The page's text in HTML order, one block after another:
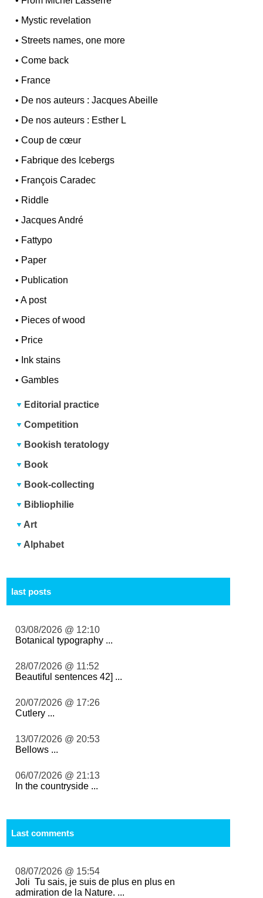
• Mystic revelation
• Streets names, one more
•Come back
• France
• De nos auteurs : Jacques Abeille
• De nos auteurs : Esther L
•Coup de cœur
• Fabrique des Icebergs
• François Caradec
• Riddle
•Jacques André
• Fattypo
• Paper
• Publication
•A post
• Pieces of wood
• Price
• Ink stains
•Gambles
Editorial practice
Competition
Bookish teratology
Book
Book-collecting
Bibliophilie
Art
Alphabet
last posts
03/08/2026 @ 12:10
Botanical typography ...
28/07/2026 @ 11:52
Beautiful sentences 42] ...
20/07/2026 @ 17:26
Cutlery ...
13/07/2026 @ 20:53
Bellows ...
06/07/2026 @ 21:13
In the countryside ...
Last comments
08/07/2026 @ 15:54
Joli Tu sais, je suis de plus en plus en
admiration de la Nature. ...